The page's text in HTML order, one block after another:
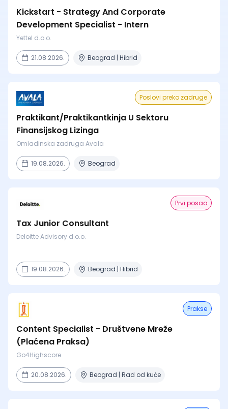
Kickstart - Strategy And Corporate
Development Specialist - Intern
Yettel d.o.o.
21.08.2026. Beograd | Hibrid
Poslovi preko zadruge
Praktikant/Praktikantkinja U Sektoru
Finansijskog Lizinga
Omladinska zadruga Avala
19.08.2026. Beograd
Prvi posao
Tax Junior Consultant
Deloitte Advisory d.o.o.
19.08.2026. Beograd | Hibrid
Prakse
Content Specialist - Društvene Mreže
(Plaćena Praksa)
Go4Highscore
20.08.2026. Beograd | Rad od kuće